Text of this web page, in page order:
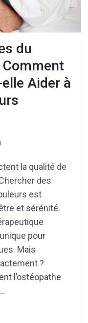
du
Comment
Aider à
la qualité de
des
est
et sérénité.
pour
Mais
?
l’ostéopathe